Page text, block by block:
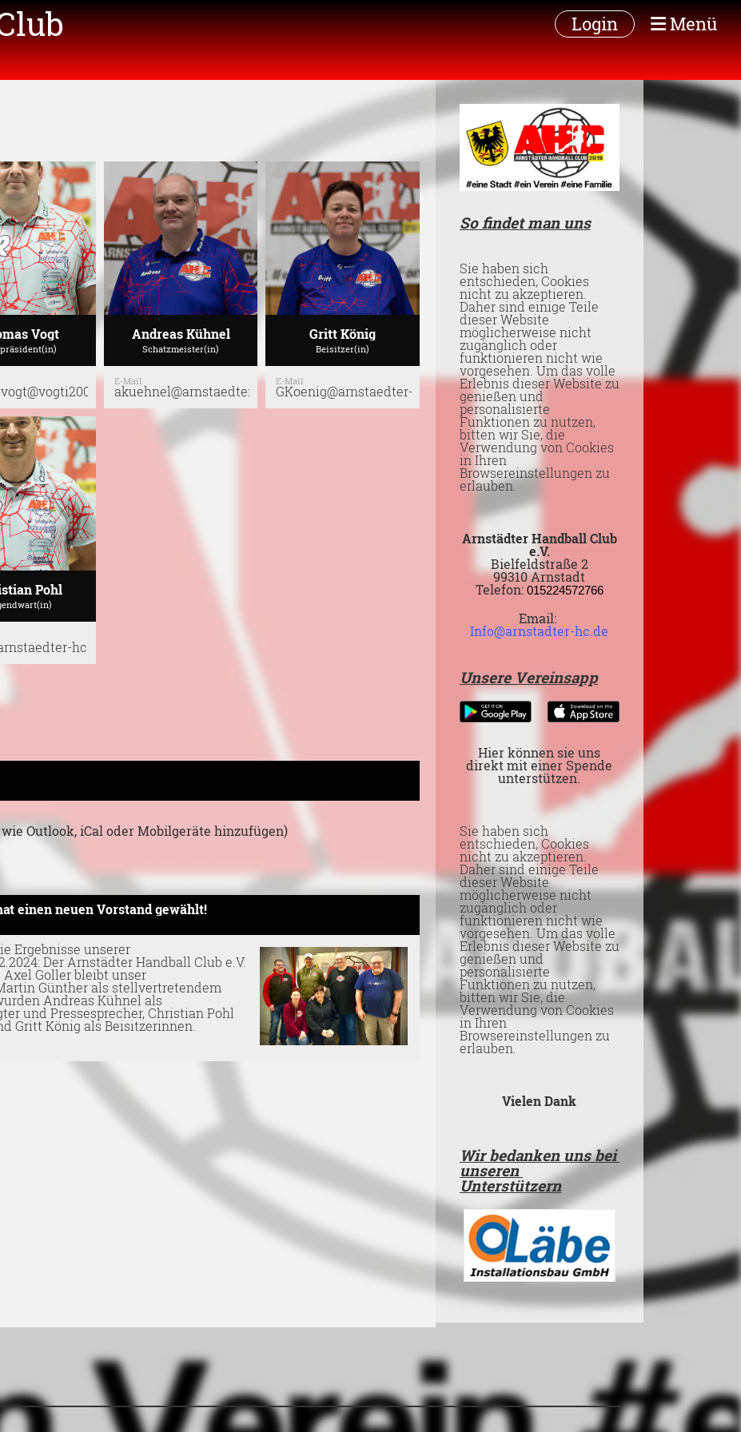
Login Menü
Vogt Andreas Kühnel
Schatzmeister(in)
E-Mail
akuehnel@arnstaedter-hc.de
Gritt König
Beisitzer(in)
E-Mail
GKoenig@arnstaedter-hc.de
Pohl
hc.de
Outlook, iCal oder Mobilgeräte hinzufügen)
einen neuen Vorstand gewählt!
Ergebnisse unserer
Der Arnstädter Handball Club e.V.
Goller bleibt unser
Günther als stellvertretendem
Andreas Kühnel als
und Pressesprecher, Christian Pohl
Gritt König als Beisitzerinnen.
So findet man uns
Sie haben sich
entschieden, Cookies
nicht zu akzeptieren.
Daher sind einige Teile
dieser Website
möglicherweise nicht
zugänglich oder
funktionieren nicht wie
vorgesehen. Um das volle
Erlebnis dieser Website zu
genießen und
personalisierte
Funktionen zu nutzen,
bitten wir Sie, die
Verwendung von Cookies
in Ihren
Browsereinstellungen zu
erlauben.
Arnstädter Handball Club
e.V.
Bielfeldstraße 2
99310 Arnstadt
Telefon: 015224572766
Email:
Info@arnstadter-hc.de
Unsere Vereinsapp
Hier können sie uns
direkt mit einer Spende
unterstützen.
Sie haben sich
entschieden, Cookies
nicht zu akzeptieren.
Daher sind einige Teile
dieser Website
möglicherweise nicht
zugänglich oder
funktionieren nicht wie
vorgesehen. Um das volle
Erlebnis dieser Website zu
genießen und
personalisierte
Funktionen zu nutzen,
bitten wir Sie, die
Verwendung von Cookies
in Ihren
Browsereinstellungen zu
erlauben.
Vielen Dank
Wir bedanken uns bei
unseren
Unterstützern